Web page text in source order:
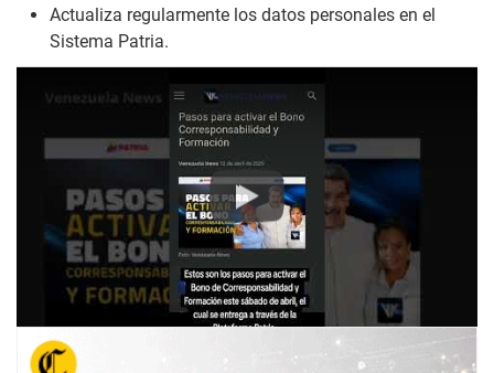
Actualiza regularmente los datos personales en el
Sistema Patria.
Play